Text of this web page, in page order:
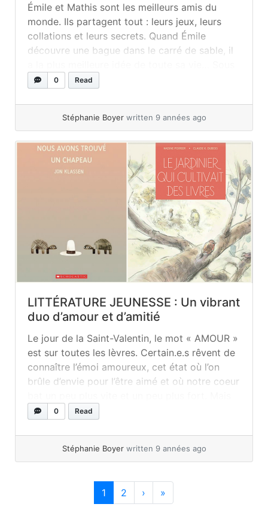
Émile et Mathis sont les meilleurs amis du
monde. Ils partagent tout : leurs jeux, leurs
collations et leurs secrets. Quand Émile
découvre une bague dans le carré de sable, il
le grand érable, Émile dit : – Mathis, tu es mon
0 Read
Stéphanie Boyer written 9 années ago
LITTÉRATURE JEUNESSE : Un vibrant
duo d’amour et d’amitié
Le jour de la Saint-Valentin, le mot « AMOUR »
est sur toutes les lèvres. Certain.e.s rêvent de
connaître l’émoi amoureux, cet état où l’on
brûle d’envie pour l’être aimé et où notre coeur
est-ce vraiment cette définition de l’amour qui
0 Read
Stéphanie Boyer written 9 années ago
Current Page
1 Page
2 › »